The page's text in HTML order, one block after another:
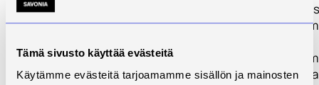
Tämä sivusto käyttää evästeitä
Käytämme evästeitä tarjoamamme sisällön ja mainosten
TP 7:
kehittäminen
TP 8:
jatkuvuus